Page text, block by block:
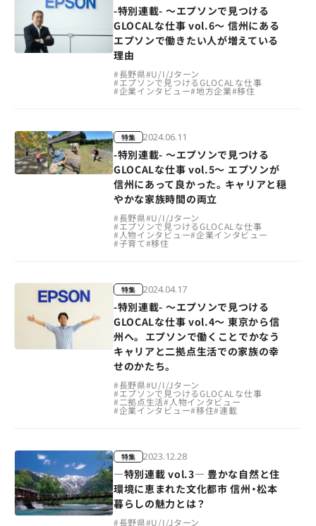
-特別連載- ～エプソンで見つける
GLOCALな仕事 vol.6～ 信州にある
エプソンで働きたい人が増えている
理由
#長野県#U/I/Jターン
#エプソンで見つけるGLOCALな仕事
#企業インタビュー#地方企業#移住
特集 2024.06.11
-特別連載- ～エプソンで見つける
GLOCALな仕事 vol.5～ エプソンが
信州にあって良かった。キャリアと穏
やかな家族時間の両立
#長野県#U/I/Jターン
#エプソンで見つけるGLOCALな仕事
# 人物インタビュー#企業インタビュー
#子育て#移住
特集 2024.04.17
-特別連載- ～エプソンで見つける
GLOCALな仕事 vol.4～ 東京から信
州へ。 エプソンで働くことでかなう
キャリアと二拠点生活での家族の幸
せのかたち。
#長野県#U/I/Jターン
#エプソンで見つけるGLOCALな仕事
#二拠点生活#人物インタビュー
#企業インタビュー#移住#連載
特集 2023.12.28
―特別連載 vol.3― 豊かな自然と住
環境に恵まれた文化都市 信州・松本
暮らしの魅力とは？
#長野県#U/I/Jターン